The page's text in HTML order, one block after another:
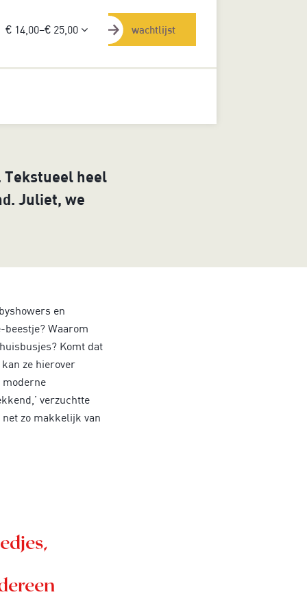
€ 14,00–€ 25,00 wachtlijst
Tekstueel heel
Juliet, we
en
Waarom
Komt dat
ze hierover
verzuchtte
zo makkelijk van